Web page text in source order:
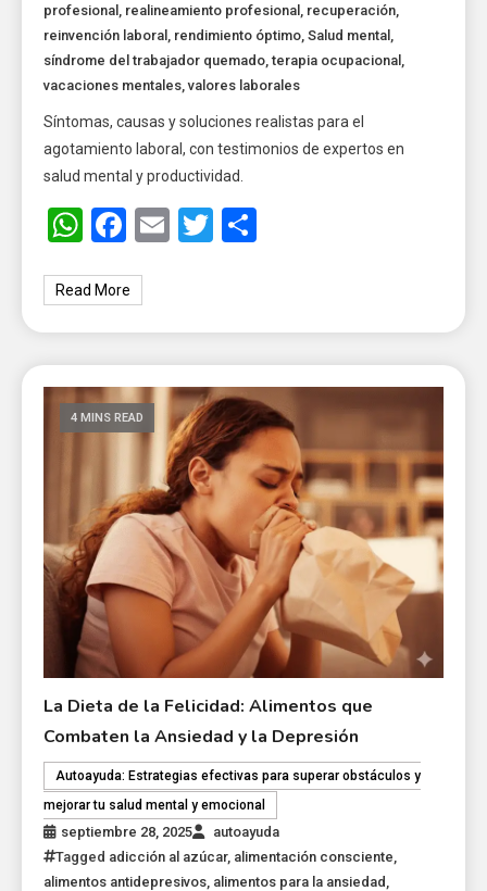
profesional realineamiento profesional recuperación
reinvención laboral rendimiento óptimo ,Salud mental
síndrome del trabajador quemado ,terapia ocupacional
vacaciones mentales ,valores laborales
Síntomas, causas y soluciones realistas para el
agotamiento laboral, con testimonios de expertos en
salud mental y productividad.
WhatsApp
Facebook
EmailTwitter
Read More
4 MINS READ
La Dieta de la Felicidad: Alimentos que
Combaten la Ansiedad y la Depresión
Autoayuda: Estrategias efectivas para superar obstáculos y
mejorar tu salud mental y emocional
septiembre 28, 2025
autoayuda
Tagged adicción al azúcar, alimentación consciente
alimentos antidepresivos alimentos para la ansiedad